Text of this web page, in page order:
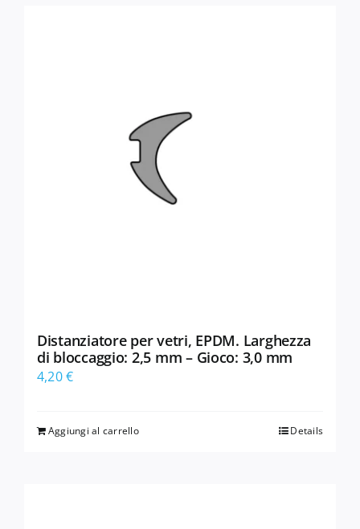
Distanziatore per vetri, EPDM. Larghezza
di bloccaggio: 2,5 mm – Gioco: 3,0 mm
4,20€
Aggiungi al carrello Details